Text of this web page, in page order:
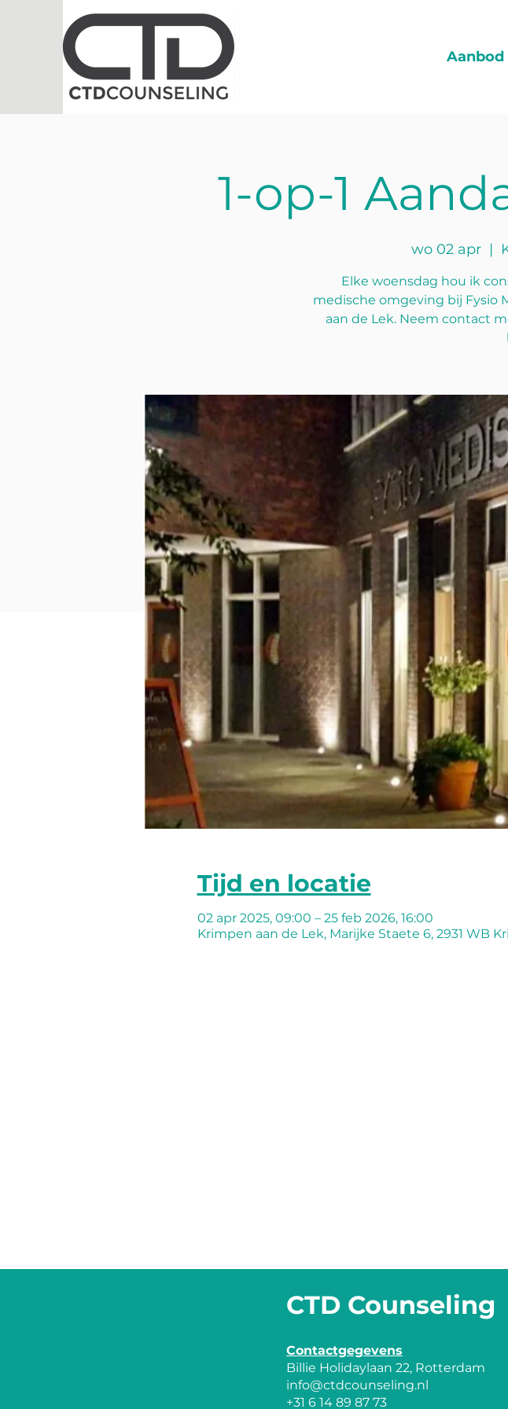
Aanbod
1-op-1
wo 02 apr
  |
Elke woensdag hou ik
medische omgeving bij Fysio
aan de Lek. Neem contact
Tijd en locatie
02 apr 2025, 09:00 – 25 feb 2026, 16:00
Krimpen aan de Lek, Marijke Staete 6, 2931 WB
CTD Counseling
Contactgegevens
Billie Holidaylaan 22, Rotterdam
info@ctdcounseling.nl
+31 6 14 89 87 73